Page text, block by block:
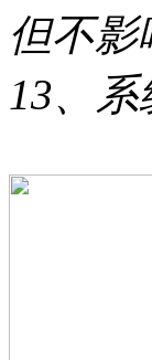
但不
13、